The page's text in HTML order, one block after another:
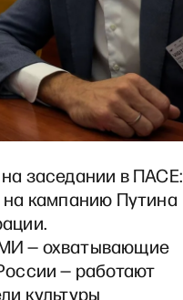
заседании в ПАСЕ:
кампанию Путина
— охватывающие
— работают
культуры